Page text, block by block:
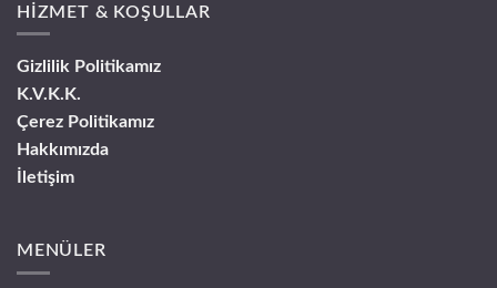
HİZMET & KOŞULLAR
Gizlilik Politikamız
K.V.K.K.
Çerez Politikamız
Hakkımızda
İletişim
MENÜLER